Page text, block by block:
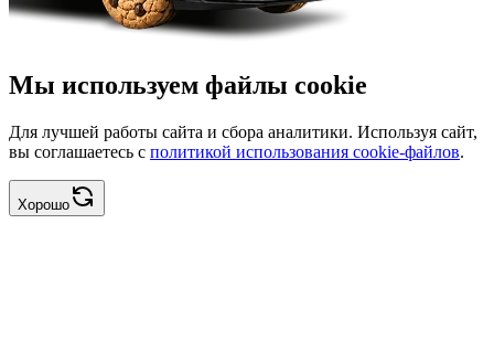
Мы используем файлы cookie
Для лучшей работы сайта и сбора аналитики. Используя сайт,
вы соглашаетесь с политикой использования cookie-файлов.
Хорошо